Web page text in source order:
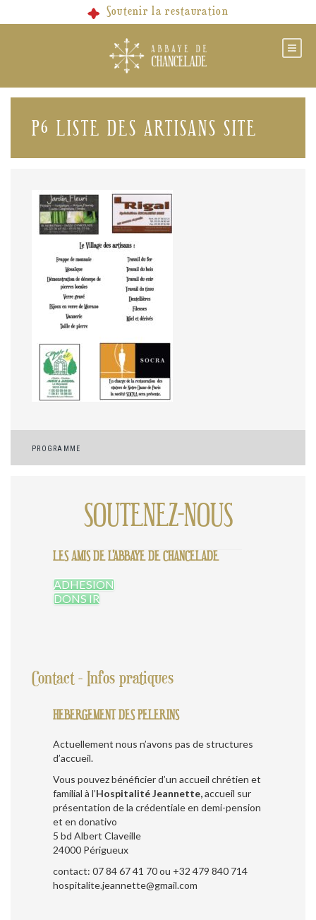
Soutenir la restauration
P6 LISTE DES ARTISANS SITE
Navigation
l’article
PROGRAMME
SOUTENEZ-NOUS
LES AMIS DE L'ABBAYE DE CHANCELADE
ADHESION
DONS IR
Contact - Infos pratiques
HEBERGEMENT DES PELERINS
Actuellement nous n’avons pas de structures
d’accueil.
Vous pouvez bénéficier d’un accueil chrétien et
familial à l’Hospitalité Jeannette,accueil sur
présentation de la crédentiale en demi-pension
et en donativo
5 bd Albert Claveille
24000 Périgueux
contact: 07 84 67 41 70 ou +32 479 840 714
hospitalite.jeannette@gmail.com